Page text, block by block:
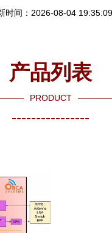
时间：2026-08-04 19:35:09
产品列表
PRODUCT
----------------